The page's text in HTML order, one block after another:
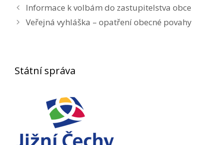
Navigace
příspěvků
Informace k volbám do zastupitelstva obce
Veřejná vyhláška – opatření obecné povahy
Státní správa